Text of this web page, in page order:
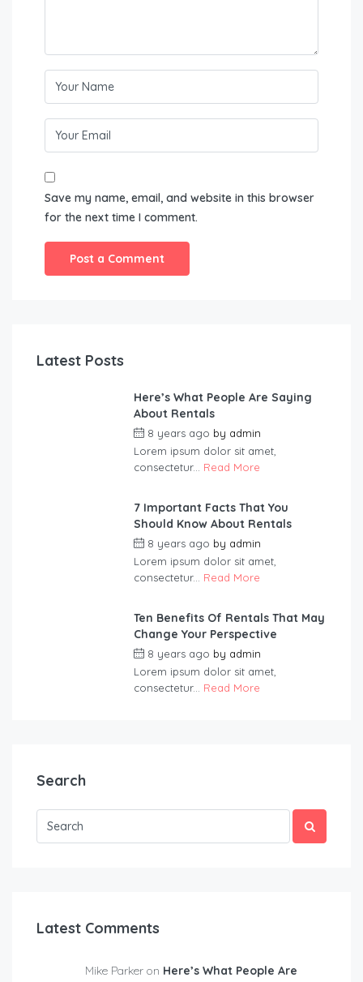
Save my name, email, and website in this browser
for the next time I comment.
Latest Posts
Here’s What People Are Saying
About Rentals
8 years ago by admin
Lorem ipsum dolor sit amet,
consectetur... Read More
7 Important Facts That You
Should Know About Rentals
8 years ago by admin
Lorem ipsum dolor sit amet,
consectetur... Read More
Ten Benefits Of Rentals That May
Change Your Perspective
8 years ago by admin
Lorem ipsum dolor sit amet,
consectetur... Read More
Search
Latest Comments
Mike Parker on Here’s What People Are